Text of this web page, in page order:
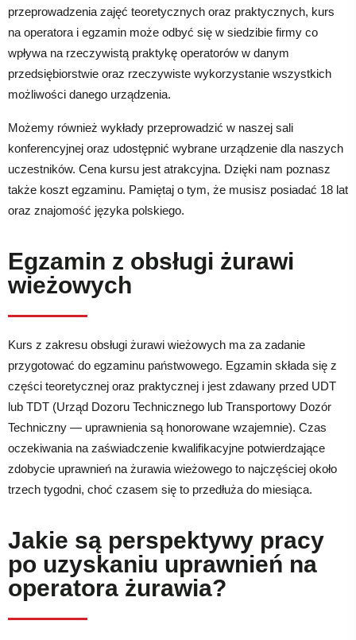
przeprowadzenia zajęć teoretycznych oraz praktycznych, kurs
na operatora i egzamin może odbyć się w siedzibie firmy co
wpływa na rzeczywistą praktykę operatorów w danym
przedsiębiorstwie oraz rzeczywiste wykorzystanie wszystkich
możliwości danego urządzenia.
Możemy również wykłady przeprowadzić w naszej sali
konferencyjnej oraz udostępnić wybrane urządzenie dla naszych
uczestników. Cena kursu jest atrakcyjna. Dzięki nam poznasz
także koszt egzaminu. Pamiętaj o tym, że musisz posiadać 18 lat
oraz znajomość języka polskiego.
Egzamin z obsługi żurawi
wieżowych
Kurs z zakresu obsługi żurawi wieżowych ma za zadanie
przygotować do egzaminu państwowego. Egzamin składa się z
części teoretycznej oraz praktycznej i jest zdawany przed UDT
lub TDT (Urząd Dozoru Technicznego lub Transportowy Dozór
Techniczny — uprawnienia są honorowane wzajemnie). Czas
oczekiwania na zaświadczenie kwalifikacyjne potwierdzające
zdobycie uprawnień na żurawia wieżowego to najczęściej około
trzech tygodni, choć czasem się to przedłuża do miesiąca.
Jakie są perspektywy pracy
po uzyskaniu uprawnień na
operatora żurawia?